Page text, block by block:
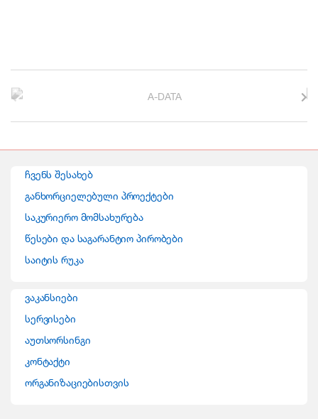
ჩვენს შესახებ
განხორციელებული პროექტები
საკურიერო მომსახურება
წესები და საგარანტიო პირობები
საიტის რუკა
ვაკანსიები
სერვისები
აუთსორსინგი
კონტაქტი
ორგანიზაციებისთვის